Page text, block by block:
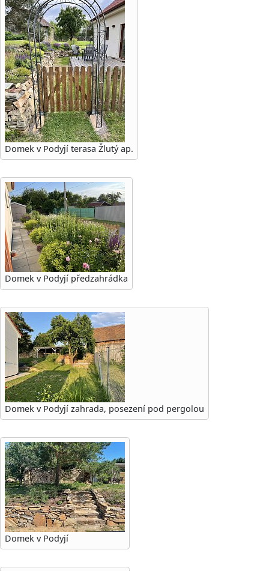
Domek v Podyjí terasa Žlutý ap.
Domek v Podyjí předzahrádka
Domek v Podyjí zahrada, posezení pod pergolou
Domek v Podyjí